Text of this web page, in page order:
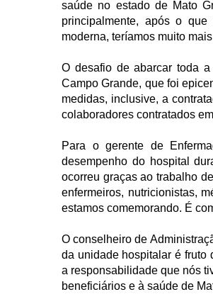
saúde no estado de Mato
principalmente, após o
moderna, teríamos muito
O desafio de abarcar toda
Campo Grande, que foi
medidas, inclusive, a
colaboradores contratados
Para o gerente de
desempenho do hospital
ocorreu graças ao trabalho
enfermeiros, nutricionistas,
estamos comemorando. É
O conselheiro de
da unidade hospitalar é fruto
a responsabilidade que nós
beneficiários e à saúde de